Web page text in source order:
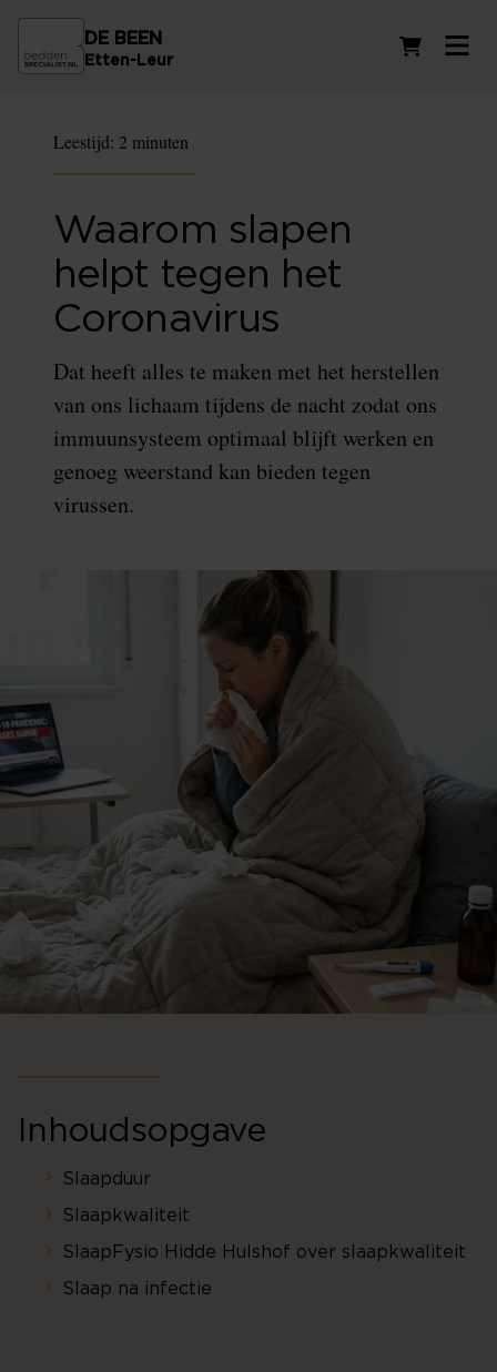
DE BEEN
Etten-Leur
Leestijd: 2 minuten
Waarom slapen
helpt tegen het
Coronavirus
Dat heeft alles te maken met het herstellen
van ons lichaam tijdens de nacht zodat ons
immuunsysteem optimaal blijft werken en
genoeg weerstand kan bieden tegen
virussen.
Inhoudsopgave
Slaapduur
Slaapkwaliteit
SlaapFysio Hidde Hulshof over slaapkwaliteit
Slaap na infectie